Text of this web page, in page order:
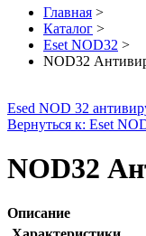
Главная >
Каталог >
Eset NOD32 >
NOD32
Esed NOD 32
Вернуться к: Eset
NOD32
Описание